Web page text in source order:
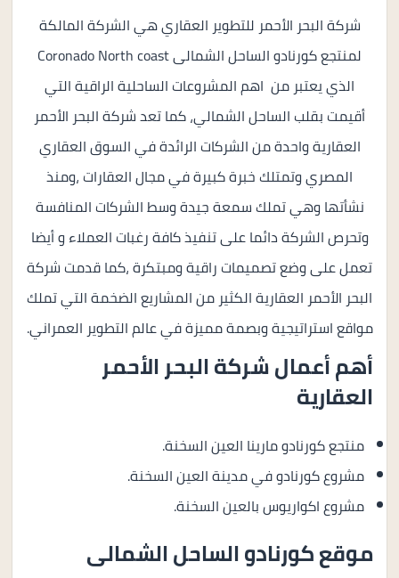
شركة البحر الأحمر للتطوير العقاري هي الشركة المالكة
لمنتجع كورنادو الساحل الشمالى Coronado North coast
الذي يعتبر من اهم المشروعات الساحلية الراقية التي
أقيمت بقلب الساحل الشمالي، كما تعد شركة البحر الأحمر
العقارية واحدة من الشركات الرائدة في السوق العقاري
المصري وتمتلك خبرة كبيرة في مجال العقارات ،ومنذ
نشأتها وهي تملك سمعة جيدة وسط الشركات المنافسة
وتحرص الشركة دائما على تنفيذ كافة رغبات العملاء و أيضا
تعمل على وضع تصميمات راقية ومبتكرة ،كما قدمت شركة
البحر الأحمر العقارية الكثير من المشاريع الضخمة التي تملك
مواقع استراتيجية وبصمة مميزة في عالم التطوير العمراني.
أهم أعمال شركة البحر الأحمر
العقارية
منتجع كورنادو مارينا العين السخنة.
مشروع كورنادو في مدينة العين السخنة.
مشروع اكواريوس بالعين السخنة.
موقع كورنادو الساحل الشمالى